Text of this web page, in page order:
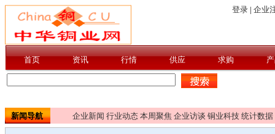
新闻导航 企业新闻 行业动态 本周聚焦 企业访谈 铜业科技 统计数据